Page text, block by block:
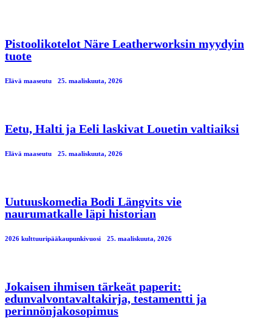
Pistoolikotelot Näre Leatherworksin myydyin
tuote
Elävä maaseutu 25. maaliskuuta, 2026
Eetu, Halti ja Eeli laskivat Louetin valtiaiksi
Elävä maaseutu 25. maaliskuuta, 2026
Uutuuskomedia Bodi Längvits vie
naurumatkalle läpi historian
2026 kulttuuripääkaupunkivuosi 25. maaliskuuta, 2026
Jokaisen ihmisen tärkeät paperit:
edunvalvontavaltakirja, testamentti ja
perinnönjakosopimus